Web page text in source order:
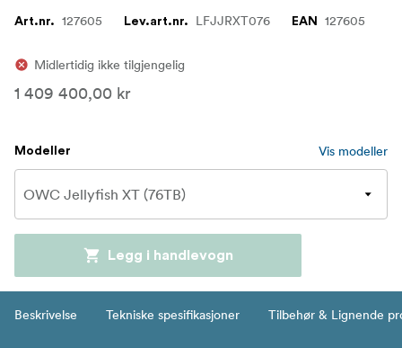
Art.nr. 127605 Lev.art.nr. LFJJRXT076 EAN 127605
Midlertidig ikke tilgjengelig
1 409 400,00 kr
Modeller Vis modeller
Legg i handlevogn
Beskrivelse Tekniske spesifikasjoner Tilbehør & Lignende